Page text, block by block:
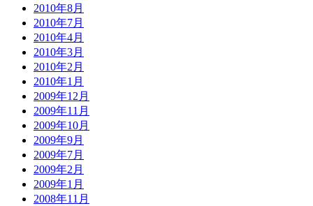
2010年8月
2010年7月
2010年4月
2010年3月
2010年2月
2010年1月
2009年12月
2009年11月
2009年10月
2009年9月
2009年7月
2009年2月
2009年1月
2008年11月